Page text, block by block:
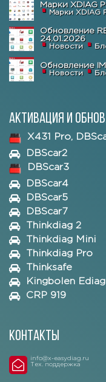
Марки XDIAG
Марки XDIAG
Обновление
24.01.2026
Новости
Обновление
Новости
Активация и
X431 Pro,
DBScar2
DBScar3
DBScar4
DBScar5
DBScar7
Thinkdiag 2
Thinkdiag Mini
Thinkdiag Pro
Thinksafe
Kingbolen
CRP 919
Контакты
info@x-easydiag.ru
Тех. поддержка